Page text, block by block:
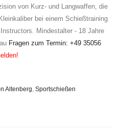
von Kurz- und Langwaffen, die
bei einem Schießtraining
Mindestalter - 18 Jahre
Fragen zum Termin: +49 35056
Altenberg Sportschießen